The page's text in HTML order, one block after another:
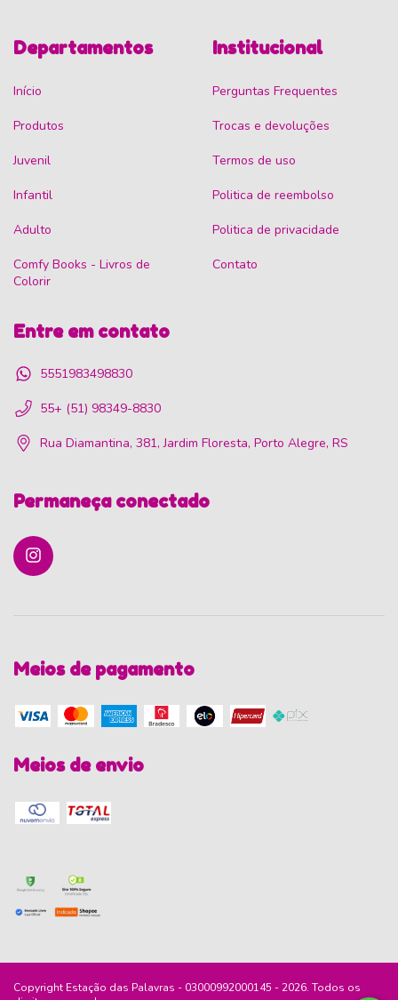
Departamentos
Início
Produtos
Juvenil
Infantil
Adulto
Comfy Books - Livros de
Colorir
Institucional
Perguntas Frequentes
Trocas e devoluções
Termos de uso
Politica de reembolso
Politica de privacidade
Contato
Entre em contato
5551983498830
55+ (51) 98349-8830
Rua Diamantina, 381, Jardim Floresta, Porto Alegre, RS
Permaneça conectado
Meios de pagamento
Meios de envio
Copyright Estação das Palavras - 03000992000145 - 2026. Todos os